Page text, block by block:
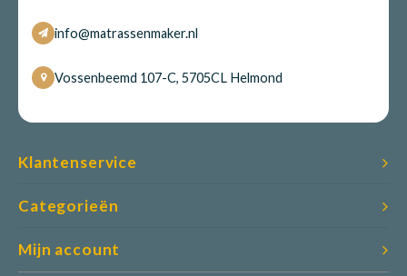
info@matrassenmaker.nl
Vossenbeemd 107-C, 5705CL Helmond
Categorieën
Klantenservice
Mijn account